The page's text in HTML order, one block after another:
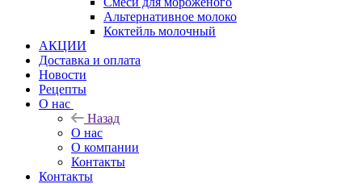
Альтернативное молоко
Коктейль молочный
АКЦИИ
Доставка и оплата
Новости
Рецепты
О нас
Назад
О нас
О компании
Контакты
Контакты